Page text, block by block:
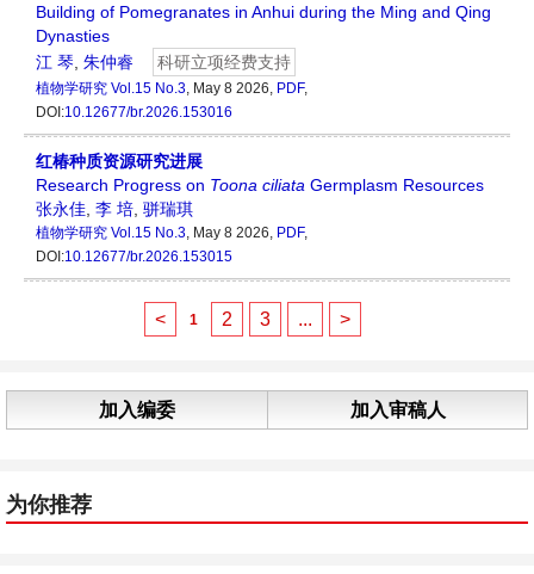
Building of Pomegranates in Anhui during the Ming and Qing
Dynasties
江 琴 朱仲睿 科研立项经费支持
植物学研究 Vol.15 No.3, May 8 2026, PDF,
DOI:10.12677/br.2026.153016
红椿种质资源研究进展
Research Progress on Toona ciliata Germplasm Resources
张永佳 李 培 骈瑞琪
植物学研究 Vol.15 No.3, May 8 2026, PDF,
DOI:10.12677/br.2026.153015
< 1 2 3 ... >
加入编委 加入审稿人
为你推荐